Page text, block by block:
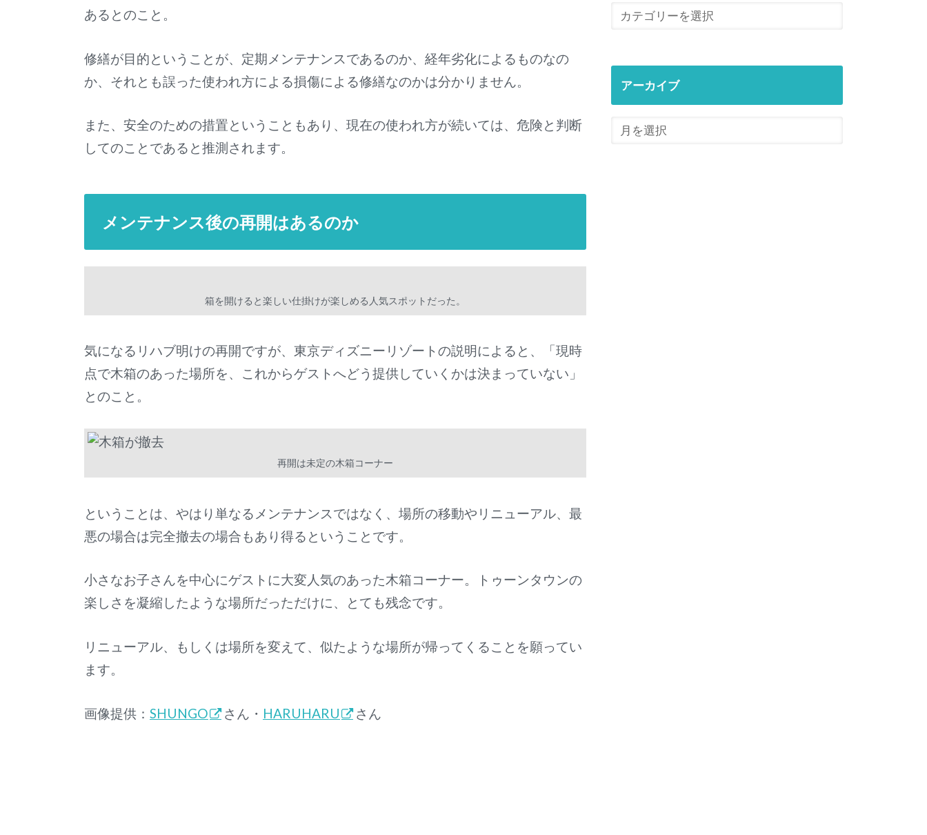
あるとのこと。
修繕が目的ということが、定期メンテナンスであるのか、経年劣化によるものなの
か、それとも誤った使われ方による損傷による修繕なのかは分かりません。
また、安全のための措置ということもあり、現在の使われ方が続いては、危険と判断
してのことであると推測されます。
メンテナンス後の再開はあるのか
箱を開けると楽しい仕掛けが楽しめる人気スポットだった。
気になるリハブ明けの再開ですが、東京ディズニーリゾートの説明によると、「現時
点で木箱のあった場所を、これからゲストへどう提供していくかは決まっていない」
とのこと。
再開は未定の木箱コーナー
ということは、やはり単なるメンテナンスではなく、場所の移動やリニューアル、最
悪の場合は完全撤去の場合もあり得るということです。
小さなお子さんを中心にゲストに大変人気のあった木箱コーナー。トゥーンタウンの
楽しさを凝縮したような場所だっただけに、とても残念です。
リニューアル、もしくは場所を変えて、似たような場所が帰ってくることを願ってい
ます。
画像提供： SHUNGO さん・ HARUHARU さん
アーカイブ